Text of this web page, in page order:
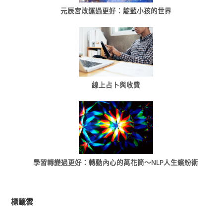
元辰宮改運過更好：靛藍小孩的世界
線上占卜與收費
學習轉變過更好：轉動內心的萬花筒～NLP人生繽紛術
標籤雲